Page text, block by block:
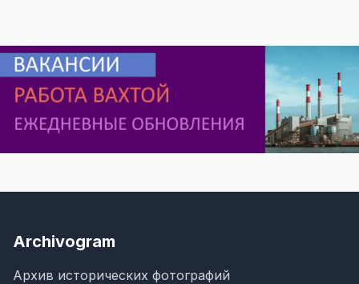
Archivogram
Архив исторических фотографий